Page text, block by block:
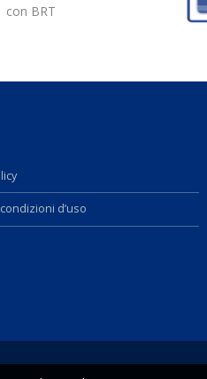
con BRT
d’uso